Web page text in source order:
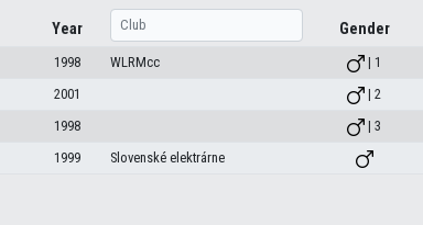
Year Gender
1998 WLRMcc | 1
2001 | 2
1998 | 3
1999 Slovenské elektrárne